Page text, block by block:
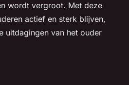
wordt vergroot. Met deze
actief en sterk blijven,
uitdagingen van het ouder